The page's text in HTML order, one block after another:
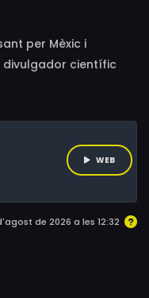
per Mèxic i
divulgador científic
per explorar
de foc i les
WEB
de 2026 a les 12:32